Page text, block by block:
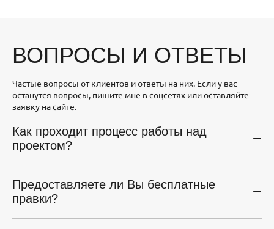
ВОПРОСЫ И ОТВЕТЫ
Частые вопросы от клиентов и ответы на них. Если у вас
останутся вопросы, пишите мне в соцсетях или оставляйте
заявку на сайте.
Как проходит процесс работы над
проектом?
Предоставляете ли Вы бесплатные
правки?